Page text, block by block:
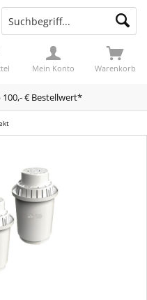
€ Bestellwert*
Warenkorb
Mein Konto